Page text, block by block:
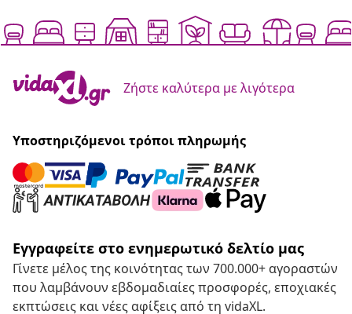
Ζήστε καλύτερα με λιγότερα
Υποστηριζόμενοι τρόποι πληρωμής
Εγγραφείτε στο ενημερωτικό δελτίο μας
Γίνετε μέλος της κοινότητας των 700.000+ αγοραστών
που λαμβάνουν εβδομαδιαίες προσφορές, εποχιακές
εκπτώσεις και νέες αφίξεις από τη vidaXL.